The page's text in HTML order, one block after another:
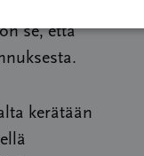
se, että
kerätään